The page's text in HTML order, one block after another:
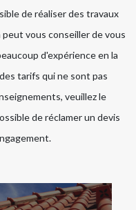
de réaliser des travaux
vous conseiller de vous
d'expérience en la
tarifs qui ne sont pas
veuillez le
de réclamer un devis